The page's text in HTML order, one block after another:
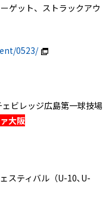
ゲット、ストラックアウ
0523/
ビレッジ広島第一球技場
大阪
スティバル（U-10､U-